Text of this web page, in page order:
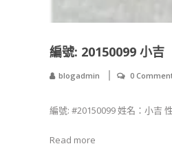
編號: 20150099 小吉
blogadmin 0
編號: #20150099 姓名：小吉
Read more